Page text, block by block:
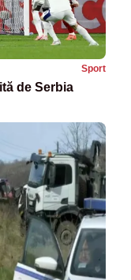
Sport
de Serbia